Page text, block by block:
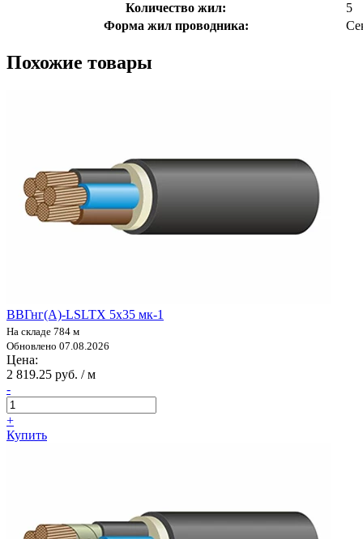
Количество жил:
5
Форма жил проводника:
Похожие товары
ВВГнг(А)-LSLTX 5х35 мк-1
На складе 784 м
Обновлено 07.08.2026
Цена:
2 819.25 руб. / м
-
+
Купить